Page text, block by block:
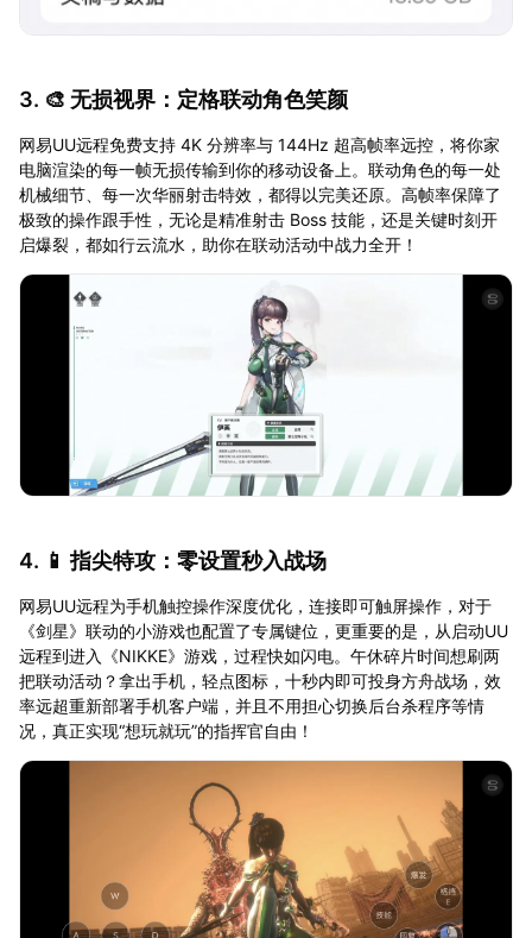
3. 🎨 无损视界：定格联动角色笑颜
网易UU远程免费支持 4K 分辨率与 144Hz 超高帧率远控，将你家
电脑渲染的每一帧无损传输到你的移动设备上。联动角色的每一处
机械细节、每一次华丽射击特效，都得以完美还原。高帧率保障了
极致的操作跟手性，无论是精准射击 Boss 技能，还是关键时刻开
启爆裂，都如行云流水，助你在联动活动中战力全开！
4. 📱 指尖特攻：零设置秒入战场
网易UU远程为手机触控操作深度优化，连接即可触屏操作，对于
《剑星》联动的小游戏也配置了专属键位，更重要的是，从启动UU
远程到进入《NIKKE》游戏，过程快如闪电。午休碎片时间想刷两
把联动活动？拿出手机，轻点图标，十秒内即可投身方舟战场，效
率远超重新部署手机客户端，并且不用担心切换后台杀程序等情
况，真正实现“想玩就玩”的指挥官自由！